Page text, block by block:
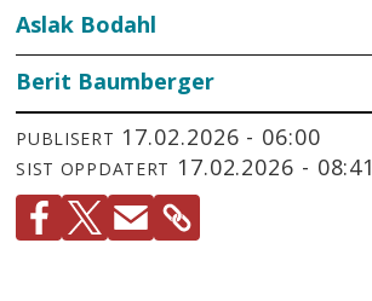
Aslak Bodahl
Berit Baumberger
PUBLISERT 17.02.2026 - 06:00
SIST OPPDATERT 17.02.2026 - 08:41